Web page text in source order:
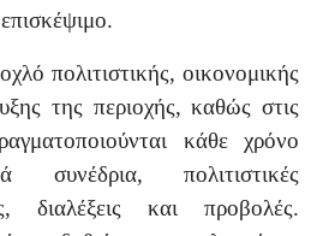
πολιτιστικής, οικονομικής
της περιοχής, καθώς στις
κάθε χρόνο
συνέδρια, πολιτιστικές
διαλέξεις και προβολές.